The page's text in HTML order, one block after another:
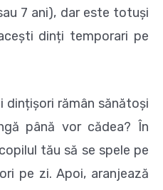
7 ani), dar este totuși
dinți temporari pe
dințișori rămân sănătoși
până vor cădea? În
tău să se spele pe
pe zi. Apoi, aranjează